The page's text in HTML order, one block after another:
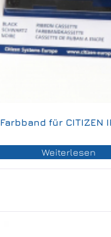
Farbband für CITIZEN
Weiterlesen